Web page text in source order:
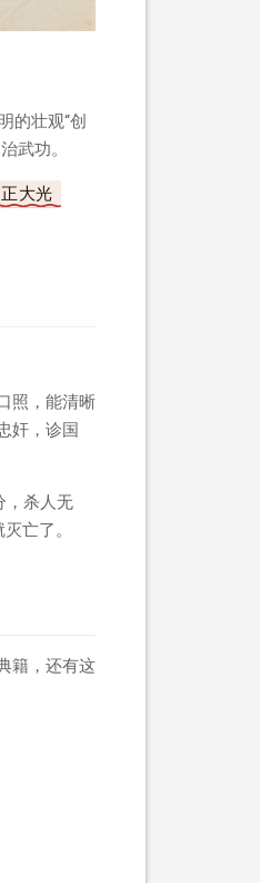
的壮观“创
武功。
正大光
照，能清晰
奸，诊国
，杀人无
亡了。
籍，还有这